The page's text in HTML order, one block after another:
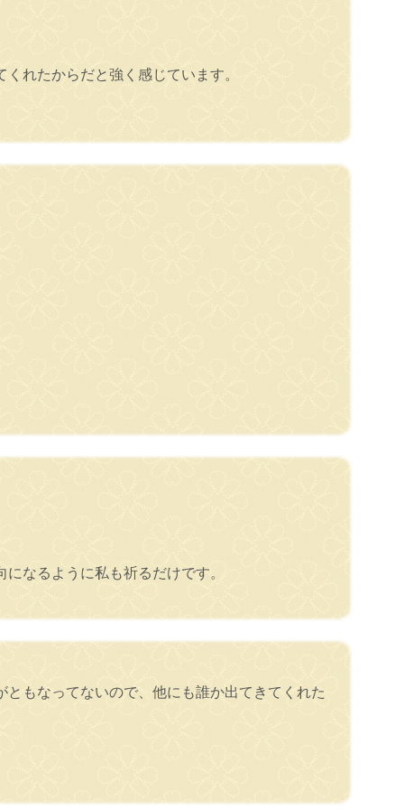
れたからだと強く感じています。
なるように私も祈るだけです。
もなってないので、他にも誰か出てきてくれた